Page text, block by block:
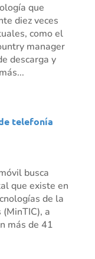
que
diez veces
como el
manager
descarga y
telefonía
busca
que existe en
de la
a
más de 41